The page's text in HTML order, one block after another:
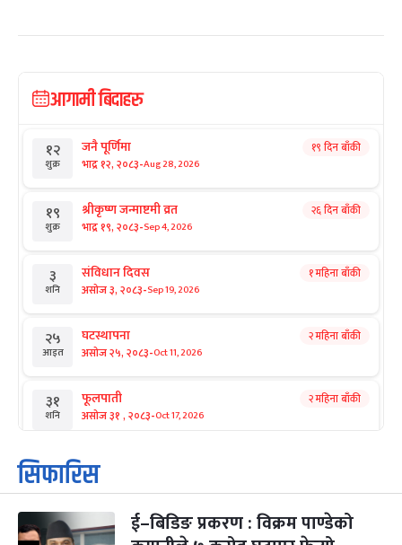
आगामी बिदाहरु
१२
शुक्र
जनै पूर्णिमा
भाद्र १२, २०८३-Aug 28, 2026
१९ दिन बाँकी
१९
शुक्र
श्रीकृष्ण जन्माष्टमी व्रत
भाद्र १९, २०८३-Sep 4, 2026
२६ दिन बाँकी
३
शनि
संविधान दिवस
असोज ३, २०८३-Sep 19, 2026
१ महिना बाँकी
२५
आइत
घटस्थापना
असोज २५, २०८३-Oct 11, 2026
२ महिना बाँकी
३१
शनि
फूलपाती
असोज ३१ , २०८३-Oct 17, 2026
२ महिना बाँकी
१
आइत
कार्तिक सङ्क्रान्ति
कार्तिक १, २०८३
३
मंगल
महानवमी
Oct 20, 2026
२ महिना बाँकी
सिफारिस
ई–बिडिङ प्रकरण : विक्रम पाण्डेको